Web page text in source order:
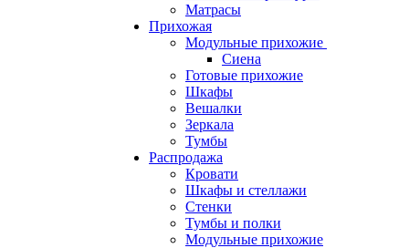
Матрасы
Прихожая
Модульные прихожие
Сиена
Готовые прихожие
Шкафы
Вешалки
Зеркала
Тумбы
Распродажа
Кровати
Шкафы и стеллажи
Стенки
Тумбы и полки
Модульные прихожие